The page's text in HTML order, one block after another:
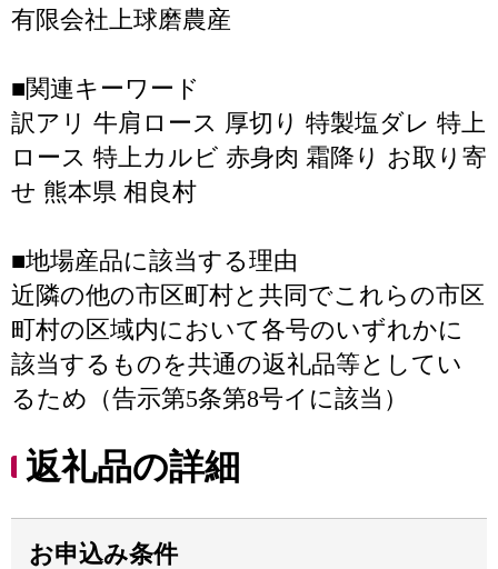
有限会社上球磨農産
■関連キーワード
訳アリ 牛肩ロース 厚切り 特製塩ダレ 特上
ロース 特上カルビ 赤身肉 霜降り お取り寄
せ 熊本県 相良村
■地場産品に該当する理由
近隣の他の市区町村と共同でこれらの市区
町村の区域内において各号のいずれかに
該当するものを共通の返礼品等としてい
るため（告示第5条第8号イに該当）
返礼品の詳細
お申込み条件